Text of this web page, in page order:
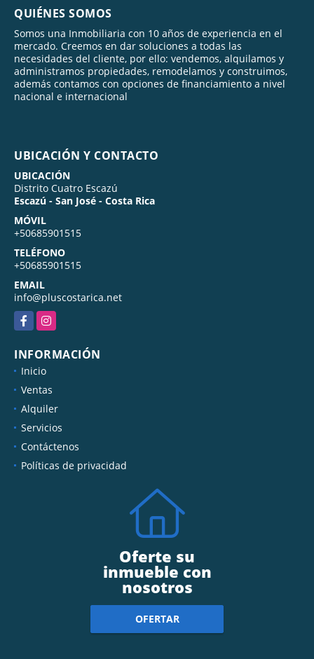
QUIÉNES SOMOS
Somos una Inmobiliaria con 10 años de experiencia en el
mercado. Creemos en dar soluciones a todas las
necesidades del cliente, por ello: vendemos, alquilamos y
administramos propiedades, remodelamos y construimos,
además contamos con opciones de financiamiento a nivel
nacional e internacional
UBICACIÓN Y CONTACTO
UBICACIÓN
Distrito Cuatro Escazú
Escazú - San José - Costa Rica
MÓVIL
+50685901515
TELÉFONO
+50685901515
EMAIL
info@pluscostarica.net
FacebookInstagram
INFORMACIÓN
Inicio
Ventas
Alquiler
Servicios
Contáctenos
Políticas de privacidad
Oferte su
inmueble con
nosotros
OFERTAR